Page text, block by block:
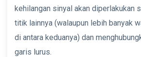
kehilangan sinyal akan diperlakukan
titik lainnya (walaupun lebih banyak
di antara keduanya) dan
garis lurus.